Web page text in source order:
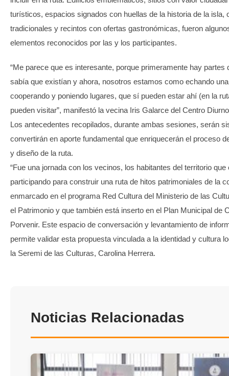
turísticos, espacios signados con huellas de la historia de la isla,
tradicionales y recintos con ofertas gastronómicas, fueron
elementos reconocidos por las y los participantes.
“Me parece que es interesante, porque primeramente hay partes
sabía que existían y ahora, nosotros estamos como echando
cooperando y poniendo lugares, que sí pueden estar ahí (en la
pueden visitar”, manifestó la vecina Iris Galarce del Centro
Los antecedentes recopilados, durante ambas sesiones, serán
convertirán en aporte fundamental que enriquecerán el proceso
y diseño de la ruta.
“Fue una jornada con los vecinos, los habitantes del territorio que
participando para construir una ruta de hitos patrimoniales de la
enmarcado en el programa Red Cultura del Ministerio de las
el Patrimonio y que también está inserto en el Plan Municipal de
Porvenir. Este espacio de conversación y levantamiento de
permite validar esta propuesta vinculada a la identidad y cultura
la Seremi de las Culturas, Carolina Herrera.
Noticias Relacionadas